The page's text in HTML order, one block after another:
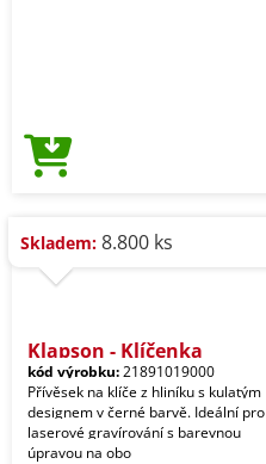
Skladem: 8.800 ks
Klapson - Klíčenka
kód výrobku:21891019000
Přívěsek na klíče z hliníku s kulatým
designem v černé barvě. Ideální pro
laserové gravírování s barevnou
úpravou na obo